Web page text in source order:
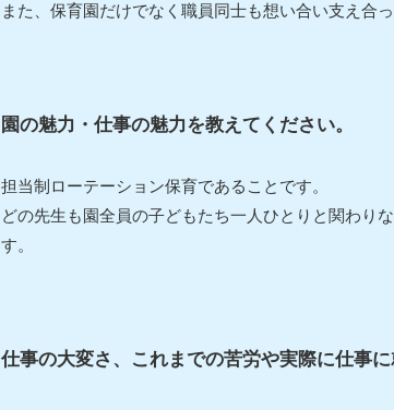
また、保育園だけでなく職員同士も想い合い支え合
園の魅力・仕事の魅力を教えてください。
担当制ローテーション保育であることです。
どの先生も園全員の子どもたち一人ひとりと関わり
す。
仕事の大変さ、これまでの苦労や実際に仕事